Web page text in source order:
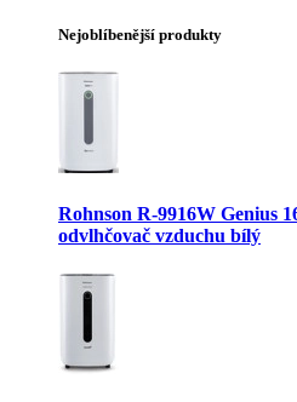
Nejoblíbenější produkty
Rohnson R-9916W Genius
odvlhčovač vzduchu bílý